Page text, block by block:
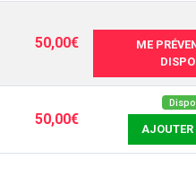
50,00€
ME
50,00€
AJOUTER